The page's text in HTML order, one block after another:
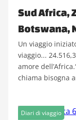
Sud Africa,
Botswana,
Un viaggio
viaggio...
amore
chiama bisogna
Diari di viaggio